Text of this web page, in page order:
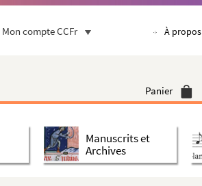
Mon compte CCFr À propos
Panier
Manuscrits et
Archives